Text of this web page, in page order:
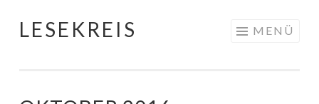
Springe
LESEKREIS MENÜ